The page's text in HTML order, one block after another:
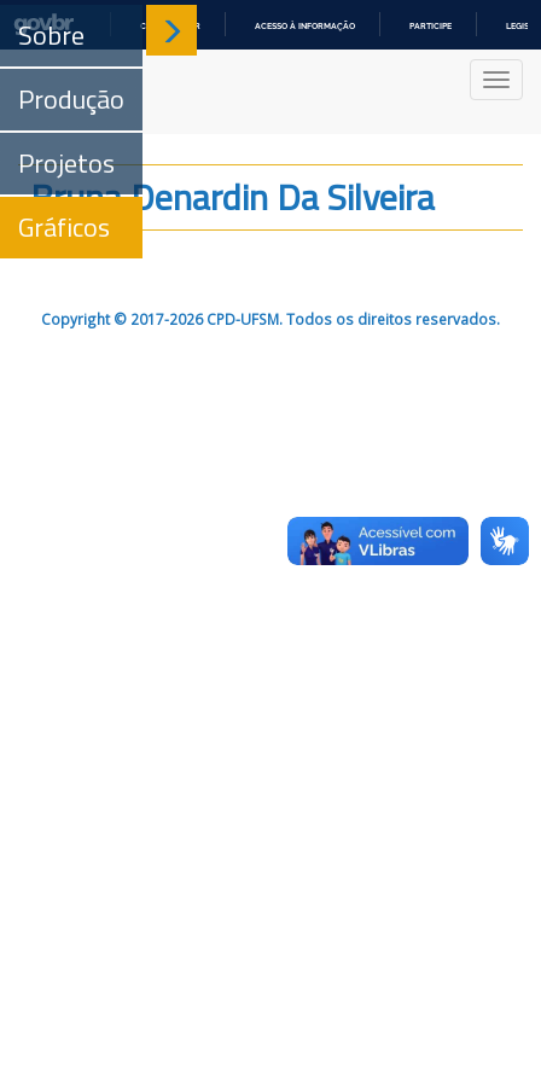
COMUNICA BR ACESSO À INFORMAÇÃO PARTICIPE
Sobre
Produção
Projetos
Gráficos
Bruna Denardin Da Silveira
Copyright © 2017-2026 CPD-UFSM. Todos os direitos reservados.